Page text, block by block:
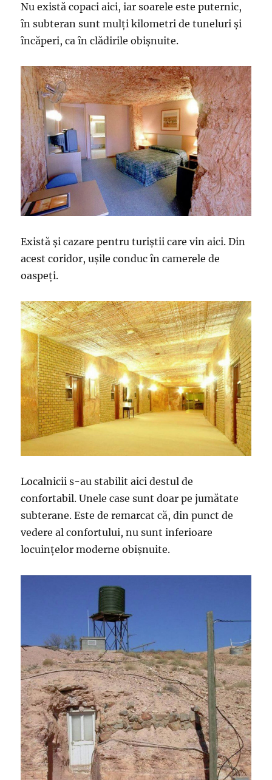
Nu există copaci aici, iar soarele este puternic,
în subteran sunt mulți kilometri de tuneluri și
încăperi, ca în clădirile obișnuite.
Există și cazare pentru turiștii care vin aici. Din
acest coridor, ușile conduc în camerele de
oaspeți.
Localnicii s-au stabilit aici destul de
confortabil. Unele case sunt doar pe jumătate
subterane. Este de remarcat că, din punct de
vedere al confortului, nu sunt inferioare
locuințelor moderne obișnuite.